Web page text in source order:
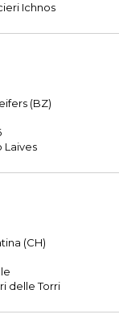
Ichnos
(BZ)
Laives
(CH)
delle Torri